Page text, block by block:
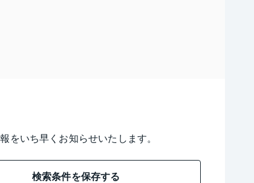
いち早くお知らせいたします。
検索条件を保存する